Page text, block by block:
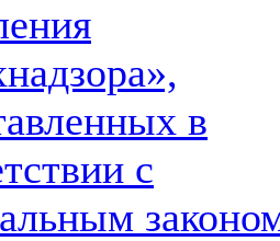
в
с